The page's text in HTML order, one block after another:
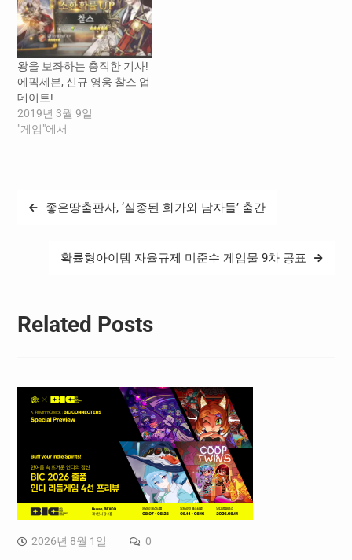
왕을 보좌하는 충직한 기사!
에픽세븐, 신규 영웅 찰스 업
데이트!
2019년 3월 9일
"게임"에서
글
좋은땅출판사, ‘실종된 화가와 남자들’ 출간
확률형아이템 자율규제 미준수 게임물 9차 공표
Related Posts
2026년 8월 1일 0